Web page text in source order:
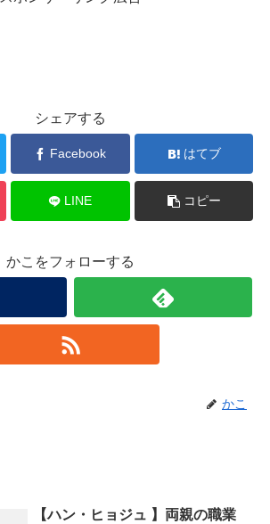
シェアする
Facebook はてブ
LINE コピー
かこをフォローする
かこ
【ハン・ヒョジュ 】両親の職業